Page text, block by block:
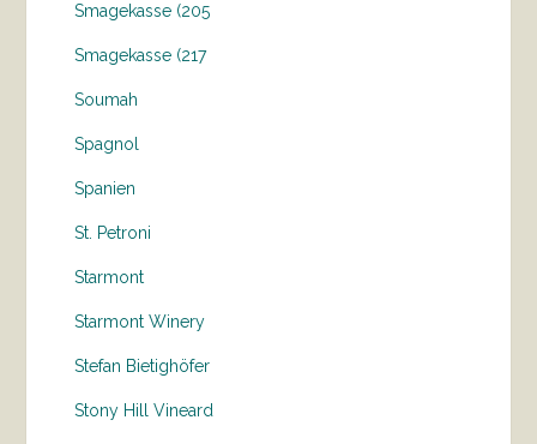
Smagekasse (205
Smagekasse (217
Soumah
Spagnol
Spanien
St. Petroni
Starmont
Starmont Winery
Stefan Bietighöfer
Stony Hill Vineard